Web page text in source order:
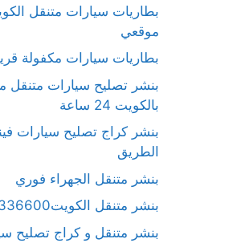
بطاريات سيارات متنقل
موقعي
بطاريات سيارات مكفولة
بنشر تصليح سيارات متنقل
بالكويت 24 ساعة
بنشر كراج تصليح سيارات
الطريق
بنشر متنقل الجهراء فوري
بنشر متنقل الكويت55336600
بنشر متنقل و كراج تصليح